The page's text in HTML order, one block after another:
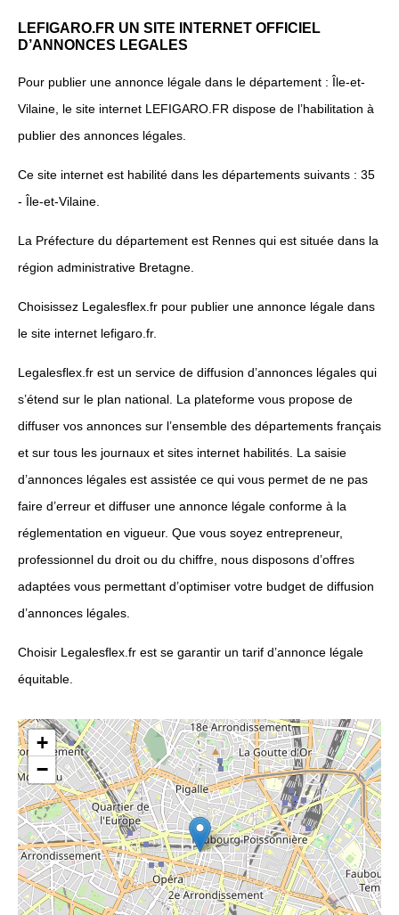
LEFIGARO.FR UN SITE INTERNET OFFICIEL
D’ANNONCES LEGALES
Pour publier une annonce légale dans le département : Île-et-
Vilaine, le site internet LEFIGARO.FR dispose de l’habilitation à
publier des annonces légales.
Ce site internet est habilité dans les départements suivants : 35
- Île-et-Vilaine.
La Préfecture du département est Rennes qui est située dans la
région administrative Bretagne.
Choisissez Legalesflex.fr pour publier une annonce légale dans
le site internet lefigaro.fr.
Legalesflex.fr est un service de diffusion d’annonces légales qui
s’étend sur le plan national. La plateforme vous propose de
diffuser vos annonces sur l’ensemble des départements français
et sur tous les journaux et sites internet habilités. La saisie
d’annonces légales est assistée ce qui vous permet de ne pas
faire d’erreur et diffuser une annonce légale conforme à la
réglementation en vigueur. Que vous soyez entrepreneur,
professionnel du droit ou du chiffre, nous disposons d’offres
adaptées vous permettant d’optimiser votre budget de diffusion
d’annonces légales.
Choisir Legalesflex.fr est se garantir un tarif d’annonce légale
équitable.
+
−